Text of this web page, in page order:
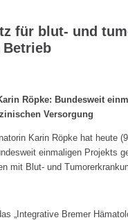
für blut- und
Betrieb
Röpke: Bundesweit
Versorgung
Karin Röpke hat heute
einmaligen Projekts
mit Blut- und
„Integrative Bremer